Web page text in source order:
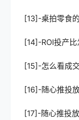
[13]-桌拍零食
[14]-ROI投产
[15]-怎么看成
[16]-随心推投
[17]-随心推投